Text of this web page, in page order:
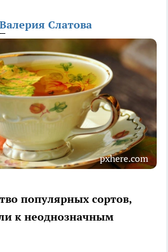
Валерия Слатова
pxhere.com
популярных сортов,
к неоднозначным